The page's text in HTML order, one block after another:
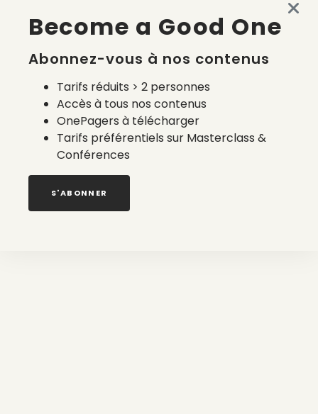
Become a Good One
Abonnez-vous à nos contenus
Tarifs réduits > 2 personnes
Accès à tous nos contenus
OnePagers à télécharger
Tarifs préférentiels sur Masterclass &
Conférences
S'ABONNER